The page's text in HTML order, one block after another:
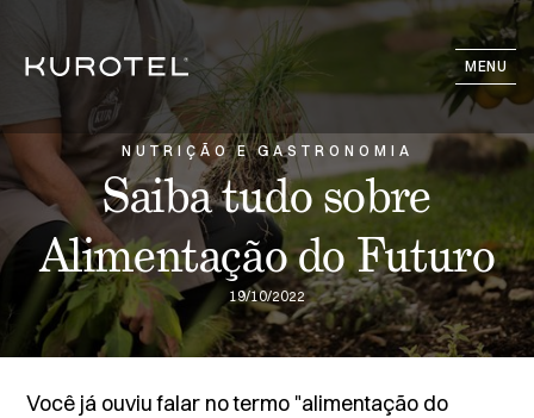
MENU
NUTRIÇÃO E GASTRONOMIA
Saiba tudo sobre
Alimentação do Futuro
19/10/2022
Você já ouviu falar no termo "alimentação do